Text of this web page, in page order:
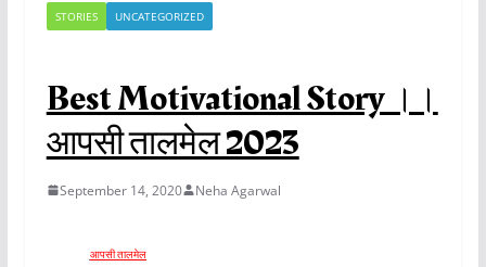
STORIES UNCATEGORIZED
Best Motivational Story ।।
आपसी तालमेल 2023
September 14, 2020 Neha Agarwal
आपसी तालमेल